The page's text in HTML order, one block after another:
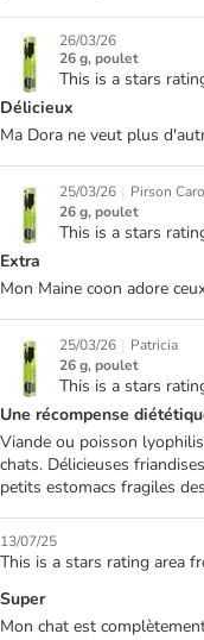
26/03/26
26 g, poulet
This is a stars
Délicieux
Ma Dora ne veut plus
25/03/26 | Pirson
26 g, poulet
This is a stars
Extra
Mon Maine coon adore
25/03/26 | Patricia
26 g, poulet
This is a stars
Une récompense
Viande ou poisson
chats. Délicieuses
petits estomacs fragiles
13/07/25
This is a stars rating area
Super
Mon chat est